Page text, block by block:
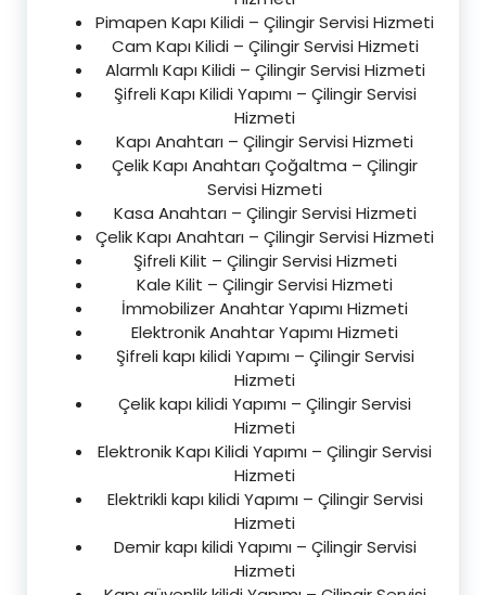
Pimapen Kapı Kilidi – Çilingir Servisi Hizmeti
Cam Kapı Kilidi – Çilingir Servisi Hizmeti
Alarmlı Kapı Kilidi – Çilingir Servisi Hizmeti
Şifreli Kapı Kilidi Yapımı – Çilingir Servisi
Hizmeti
Kapı Anahtarı – Çilingir Servisi Hizmeti
Çelik Kapı Anahtarı Çoğaltma – Çilingir
Servisi Hizmeti
Kasa Anahtarı – Çilingir Servisi Hizmeti
Çelik Kapı Anahtarı – Çilingir Servisi Hizmeti
Şifreli Kilit – Çilingir Servisi Hizmeti
Kale Kilit – Çilingir Servisi Hizmeti
İmmobilizer Anahtar Yapımı Hizmeti
Elektronik Anahtar Yapımı Hizmeti
Şifreli kapı kilidi Yapımı – Çilingir Servisi
Hizmeti
Çelik kapı kilidi Yapımı – Çilingir Servisi
Hizmeti
Elektronik Kapı Kilidi Yapımı – Çilingir Servisi
Hizmeti
Elektrikli kapı kilidi Yapımı – Çilingir Servisi
Hizmeti
Demir kapı kilidi Yapımı – Çilingir Servisi
Hizmeti